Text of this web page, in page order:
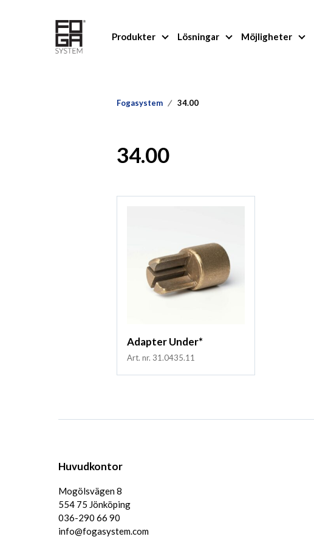
Produkter Lösningar Möjligheter
Fogasystem 34.00
34.00
Adapter Under*
Art. nr. 31.0435.11
Huvudkontor
Mogölsvägen 8
554 75 Jönköping
036-290 66 90
info@fogasystem.com